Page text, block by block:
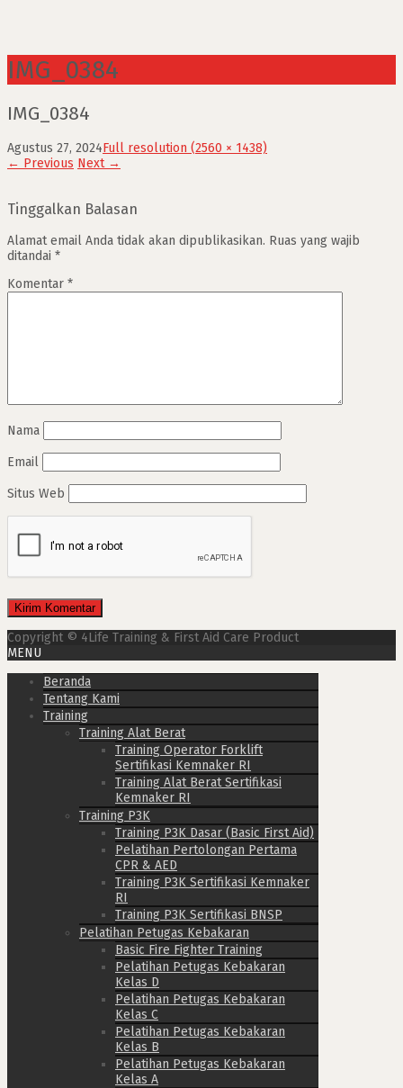
IMG_0384
IMG_0384
Agustus 27, 2024Full resolution (2560 × 1438)
← Previous Next →
Tinggalkan Balasan
Alamat email Anda tidak akan dipublikasikan. Ruas yang wajib
ditandai *
Komentar *
Nama
Email
Situs Web
Copyright © 4Life Training & First Aid Care Product
MENU
Beranda
Tentang Kami
Training
Training Alat Berat
Training Operator Forklift
Sertifikasi Kemnaker RI
Training Alat Berat Sertifikasi
Kemnaker RI
Training P3K
Training P3K Dasar (Basic First Aid)
Pelatihan Pertolongan Pertama
CPR & AED
Training P3K Sertifikasi Kemnaker
RI
Training P3K Sertifikasi BNSP
Pelatihan Petugas Kebakaran
Basic Fire Fighter Training
Pelatihan Petugas Kebakaran
Kelas D
Pelatihan Petugas Kebakaran
Kelas C
Pelatihan Petugas Kebakaran
Kelas B
Pelatihan Petugas Kebakaran
Kelas A